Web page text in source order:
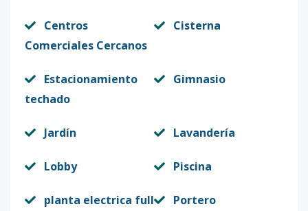
Centros
Comerciales Cercanos
Cisterna
Estacionamiento
techado
Gimnasio
Jardín Lavandería
Lobby Piscina
planta electrica full Portero